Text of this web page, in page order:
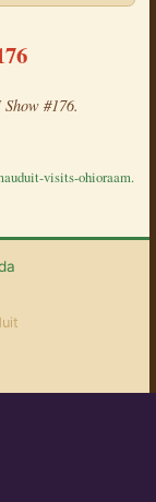
#176.
visits-ohioraam.